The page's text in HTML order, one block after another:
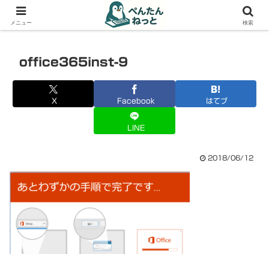
PCやガジェットの備忘録
office365inst-9
X Facebook はてブ
LINE
2018/06/12
メニュー 検索